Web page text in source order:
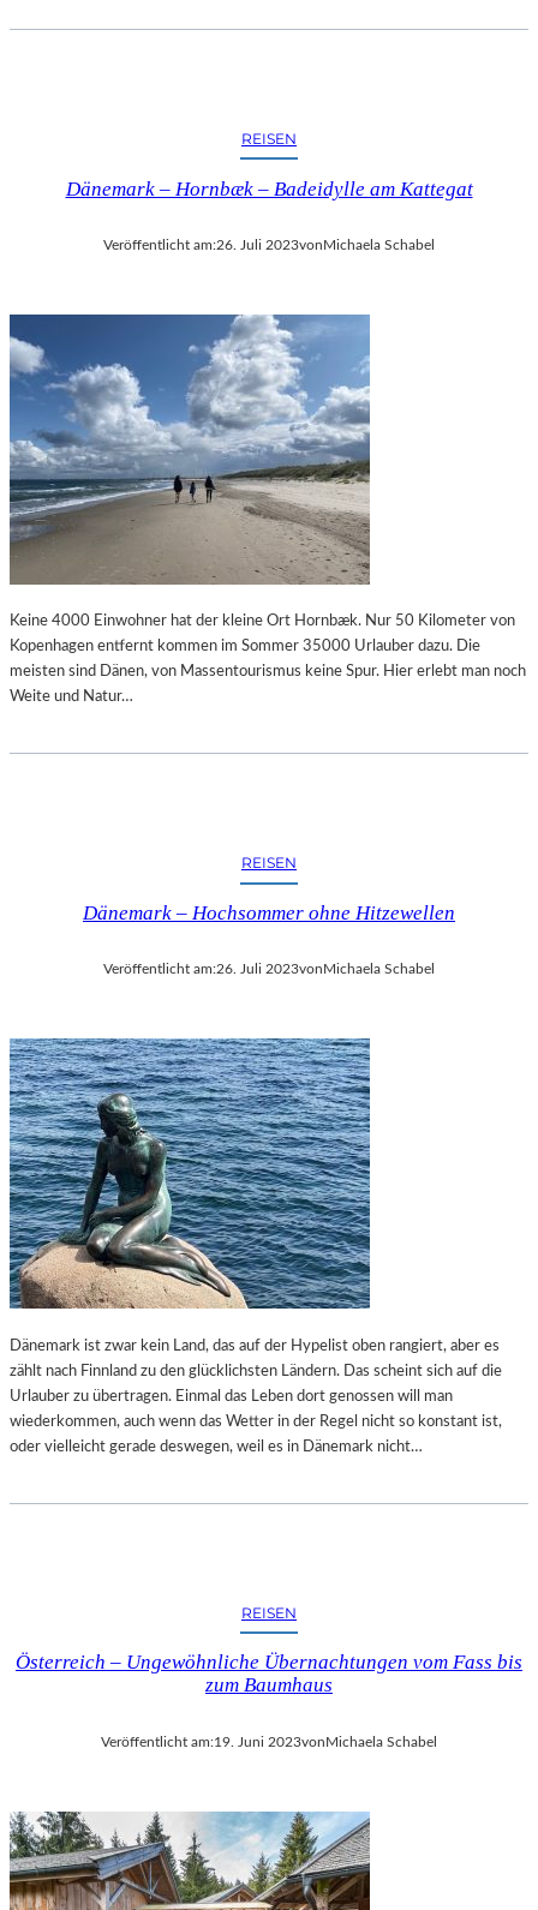
REISEN
Dänemark – Hornbæk – Badeidylle am Kattegat
Veröffentlicht am:26. Juli 2023vonMichaela Schabel
Keine 4000 Einwohner hat der kleine Ort Hornbæk. Nur 50 Kilometer von
Kopenhagen entfernt kommen im Sommer 35000 Urlauber dazu. Die
meisten sind Dänen, von Massentourismus keine Spur. Hier erlebt man noch
Weite und Natur…
REISEN
Dänemark – Hochsommer ohne Hitzewellen
Veröffentlicht am:26. Juli 2023von Michaela Schabel
Dänemark ist zwar kein Land, das auf der Hypelist oben rangiert, aber es
zählt nach Finnland zu den glücklichsten Ländern. Das scheint sich auf die
Urlauber zu übertragen. Einmal das Leben dort genossen will man
wiederkommen, auch wenn das Wetter in der Regel nicht so konstant ist,
oder vielleicht gerade deswegen, weil es in Dänemark nicht…
REISEN
Österreich – Ungewöhnliche Übernachtungen vom Fass bis
zum Baumhaus
Veröffentlicht am:19. Juni 2023vonMichaela Schabel